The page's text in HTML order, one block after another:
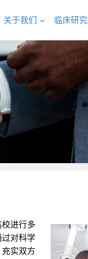
关于我们 临床研究
进行多
对科学
实双方